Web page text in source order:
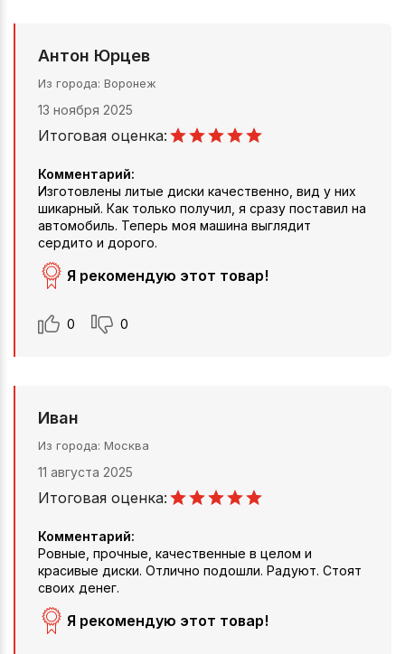
Антон Юрцев
Из города Воронеж
13 ноября 2025
Итоговая оценка:
Комментарий:
Изготовлены литые диски качественно, вид у них
шикарный. Как только получил, я сразу поставил на
автомобиль. Теперь моя машина выглядит
сердито и дорого.
Я рекомендую этот товар!
0 0
Иван
Из города Москва
11 августа 2025
Итоговая оценка:
Комментарий:
Ровные, прочные, качественные в целом и
красивые диски. Отлично подошли. Радуют. Стоят
своих денег.
Я рекомендую этот товар!